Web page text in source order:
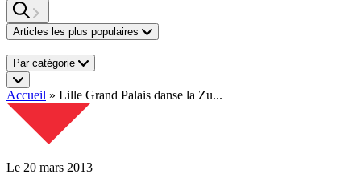
Articles les plus populaires
Par catégorie
Accueil » Lille Grand Palais danse la Zu...
Le 20 mars 2013